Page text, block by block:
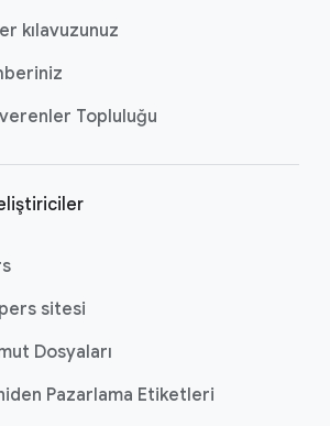
kılavuzunuz
Topluluğu
sitesi
Dosyaları
Pazarlama Etiketleri